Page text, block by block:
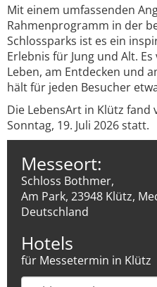
Mit einem umfassenden
Rahmenprogramm in der
Schlossparks ist es ein
Erlebnis für Jung und Alt.
Leben, am Entdecken und
hält für jeden Besucher
Die LebensArt in Klütz fand
Sonntag, 19. Juli 2026 statt.
Messeort:
Schloss Bothmer,
Am Park, 23948 Klütz,
Deutschland
Hotels
für Messetermin in Klütz